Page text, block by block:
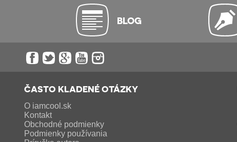
BLOG
ČASTO KLADENÉ OTÁZKY
O iamcool.sk
Kontakt
Obchodné podmienky
Podmienky používania